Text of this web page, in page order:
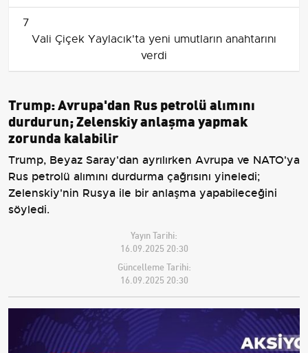
7
Vali Çiçek Yaylacık'ta yeni umutların anahtarını
verdi
Trump: Avrupa'dan Rus petrolü alımını
durdurun; Zelenskiy anlaşma yapmak
zorunda kalabilir
Trump, Beyaz Saray'dan ayrılırken Avrupa ve NATO'ya
Rus petrolü alımını durdurma çağrısını yineledi;
Zelenskiy'nin Rusya ile bir anlaşma yapabileceğini
söyledi.
Yayın Tarihi:
16.09.2025 20:30
Güncelleme Tarihi:
16.09.2025 20:30